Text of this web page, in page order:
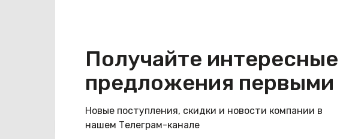
Получайте интересные
предложения первыми
Новые поступления, скидки и новости компании в
нашем Телеграм-канале
Похожие товары